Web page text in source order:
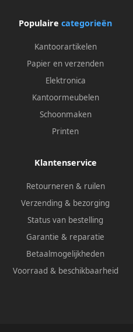
Populaire categorieën
Kantoorartikelen
Papier en verzenden
Elektronica
Kantoormeubelen
Schoonmaken
Printen
Klantenservice
Retourneren & ruilen
Verzending & bezorging
Status van bestelling
Garantie & reparatie
Betaalmogelijkheden
Voorraad & beschikbaarheid